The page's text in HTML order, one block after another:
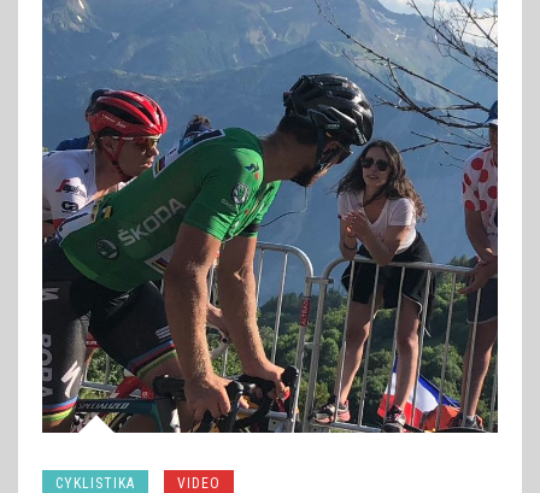
CYKLISTIKA VIDEO